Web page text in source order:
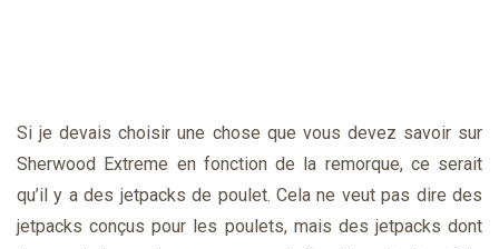
Si je devais choisir une chose que vous devez savoir sur
Sherwood Extreme en fonction de la remorque, ce serait
qu’il y a des jetpacks de poulet. Cela ne veut pas dire des
jetpacks conçus pour les poulets, mais des jetpacks dont